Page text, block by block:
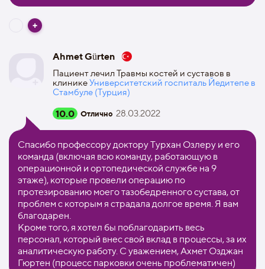
Ahmet Gürten
Пациент лечил Травмы костей и суставов в
клиникеУниверситетский госпиталь Йедитепе в
Стамбуле (Турция)
10.0 Отлично 28.03.2022
Спасибо профессору доктору Турхан Озлеру и его
команда (включая всю команду, работающую в
операционной и ортопедической службе на 9
этаже), которые провели операцию по
протезированию моего тазобедренного сустава, от
проблем с которым я страдала долгое время. Я вам
благодарен.
Кроме того, я хотел бы поблагодарить весь
персонал, который внес свой вклад в процессы, за их
аналитическую работу. С уважением, Ахмет Озджан
Гюртен (процесс парковки очень проблематичен)